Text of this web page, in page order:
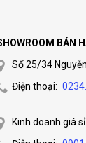
BÁN
Số 25/34
Điện thoại:
Kinh doanh giá sỉ